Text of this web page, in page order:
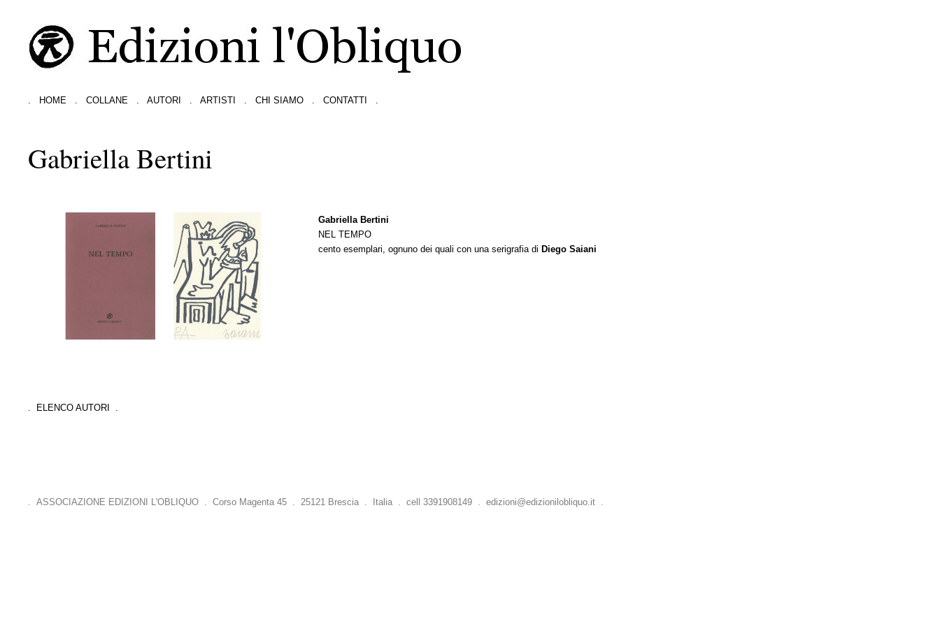
. HOME . COLLANE . AUTORI . ARTISTI . CHI SIAMO . CONTATTI .
Gabriella Bertini
Gabriella Bertini
NEL TEMPO
cento esemplari, ognuno dei quali con una serigrafia di Diego Saiani
. ELENCO AUTORI .
. ASSOCIAZIONE EDIZIONI L'OBLIQUO . Corso Magenta 45 . 25121 Brescia . Italia . cell 3391908149 .edizioni@edizionilobliquo.it .